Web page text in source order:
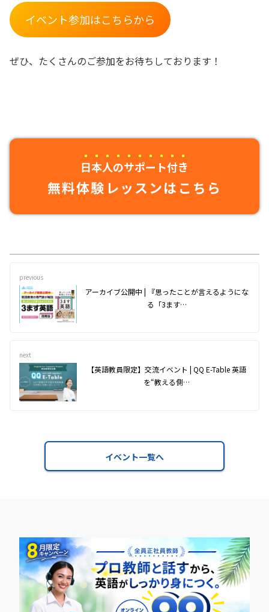
イベント参加はこちらから
ぜひ、たくさんのご参加をお待ちしております！
日本人のサポート付き
無料体験レッスンはこちら
previous
アーカイブ公開中 | 『思ったことが言えるようにな
る「3ます…
next
【英語教員限定】交流イベント | QQ E-Table 英語
を“教える側…
イベント一覧へ